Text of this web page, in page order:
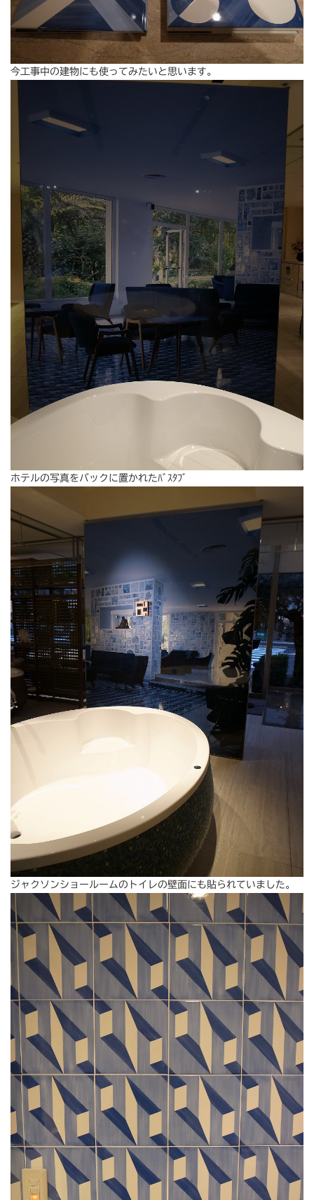
今工事中の建物にも使ってみたいと思います。
ホテルの写真をバックに置かれたﾊﾞｽﾀﾌﾞ
ジャクソンショールームのトイレの壁面にも貼られていました。